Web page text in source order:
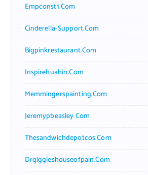
Empconst1.com
Cinderella-Support.com
Bigpinkrestaurant.com
Inspirehuahin.com
Memmingerspainting.com
Jeremypbeasley.com
Thesandwichdepotcos.com
Drgiggleshouseofpain.com